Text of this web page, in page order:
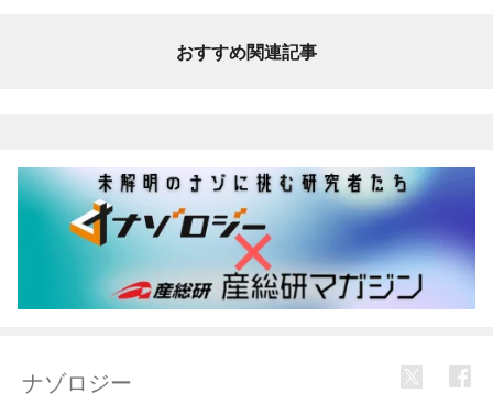
おすすめ関連記事
ナゾロジー